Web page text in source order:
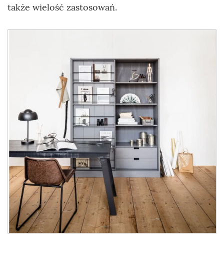
także wielość zastosowań.